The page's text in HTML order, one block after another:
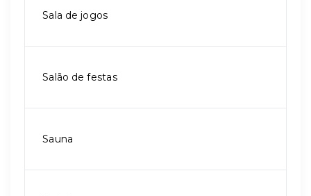
Sala de jogos
Salão de festas
Sauna